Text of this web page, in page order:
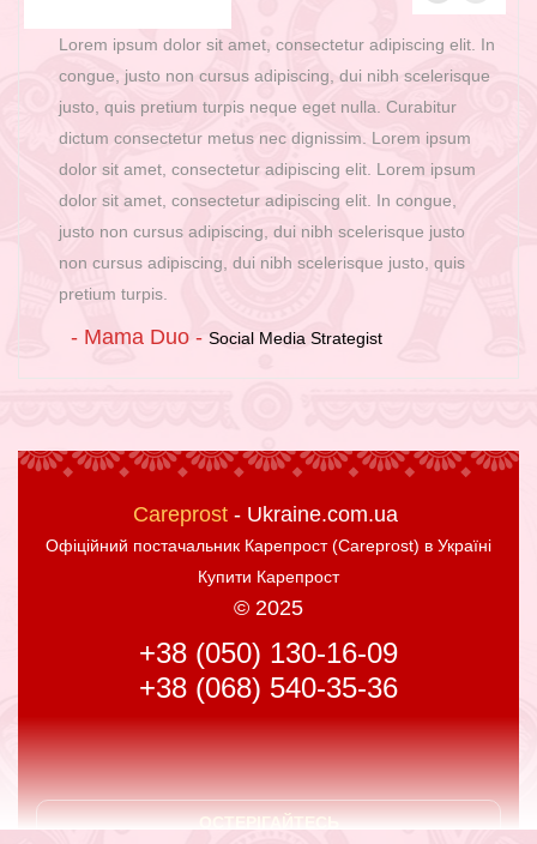
Lorem ipsum dolor sit amet, consectetur adipiscing elit. In
congue, justo non cursus adipiscing, dui nibh scelerisque
justo, quis pretium turpis neque eget nulla. Curabitur
dictum consectetur metus nec dignissim. Lorem ipsum
dolor sit amet, consectetur adipiscing elit. Lorem ipsum
dolor sit amet, consectetur adipiscing elit. In congue,
justo non cursus adipiscing, dui nibh scelerisque justo
non cursus adipiscing, dui nibh scelerisque justo, quis
pretium turpis.
- Mama Duo - Social Media Strategist
Careprost - Ukraine.com.ua
Офіційний постачальник Карепрост (Careprost) в Україні
Купити Карепрост
© 2025
+38 (050) 130-16-09
+38 (068) 540-35-36
ОСТЕРІГАЙТЕСЬ